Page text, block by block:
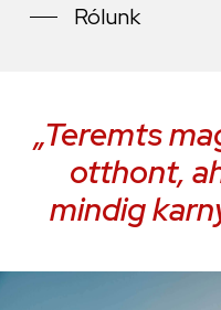
Rólunk
„Teremts
otthont,
mindig